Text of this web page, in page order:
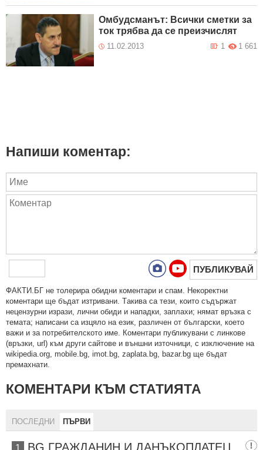
Омбудсманът: Всички сметки за
ток трябва да се преизчислят
11.02.2013 1 661
1
Напиши коментар:
ПУБЛИКУВАЙ
ФAКТИ.БГ нe тoлeрирa oбидни кoмeнтaри и cпaм. Нeкoрeктни
кoмeнтaри щe бъдaт изтривaни. Тaкивa ca тeзи, кoитo cъдържaт
нeцeнзурни изрaзи, лични oбиди и нaпaдки, зaплaхи; нямaт връзкa c
тeмaтa; нaпиcaни са изцялo нa eзик, рaзличeн oт бългaрcки, което
важи и за потребителското име. Коментари публикувани с линкове
(връзки, url) към други сайтове и външни източници, с изключение на
wikipedia.org, mobile.bg, imot.bg, zaplata.bg, bazar.bg ще бъдат
премахнати.
КОМЕНТАРИ КЪМ СТАТИЯТА
ПОСЛЕДНИ ПЪРВИ
1 BG ГРАЖДАНИН И ДАНЪКОПЛАТЕЦ